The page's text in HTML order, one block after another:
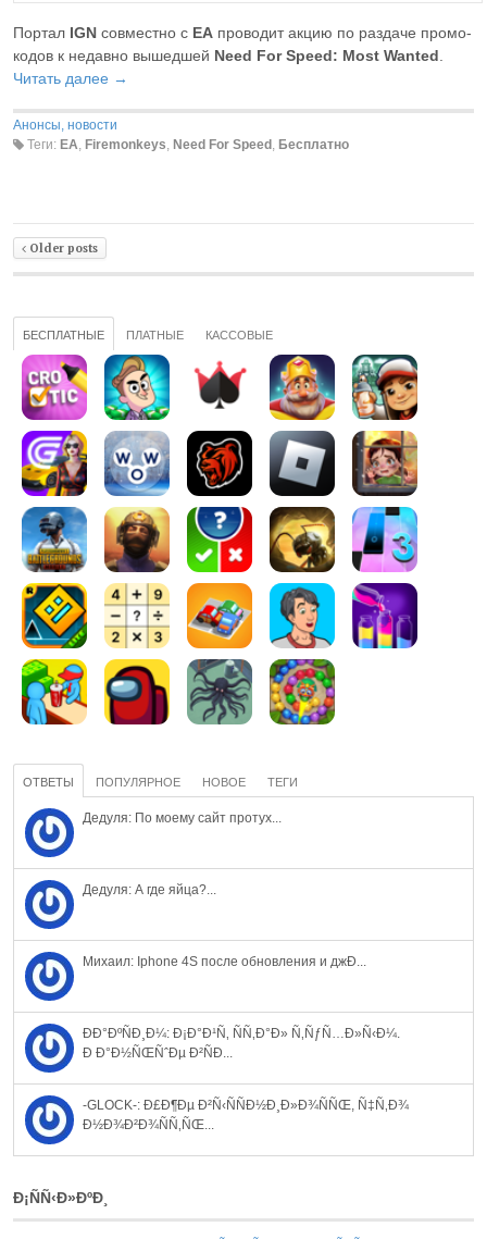
Портал IGN совместно с EA проводит акцию по раздаче промо-
кодов к недавно вышедшей Need For Speed: Most Wanted
Читать далее →
Анонсы, новости
Теги: EA, Firemonkeys, Need For Speed , Бесплатно
Older posts
БЕСПЛАТНЫЕ ПЛАТНЫЕ КАССОВЫЕ
ОТВЕТЫ ПОПУЛЯРНОЕ НОВОЕ ТЕГИ
Дедуля: По моему сайт протух...
Дедуля: А где яйца?...
Михаил: Iphone 4S после обновления и джÐ...
ÐÐ°ÐºÑÐ¸Ð¼: Ð¡Ð°Ð¹Ñ‚ ÑÑ‚Ð°Ð» Ñ‚ÑƒÑ…Ð»Ñ‹Ð¼.
Ð Ð°Ð½ÑŒÑˆÐµ Ð²ÑÐ...
-GLOCK-: Ð£Ð¶Ðµ Ð²Ñ‹ÑÑÐ½Ð¸Ð»Ð¾ÑÑŒ, Ñ‡Ñ‚Ð¾
Ð½Ð¾Ð²Ð¾ÑÑ‚ÑŒ...
Ð¡ÑÑ‹Ð»ÐºÐ¸